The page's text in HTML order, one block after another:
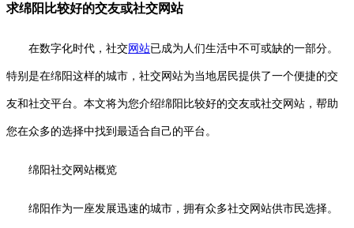
求绵阳比较好的交友或社交网站
在数字化时代，社交网站已成为人们生活中不可或缺的一部分。
特别是在绵阳这样的城市，社交网站为当地居民提供了一个便捷的交
友和社交平台。本文将为您介绍绵阳比较好的交友或社交网站，帮助
您在众多的选择中找到最适合自己的平台。
绵阳社交网站概览
绵阳作为一座发展迅速的城市，拥有众多社交网站供市民选择。